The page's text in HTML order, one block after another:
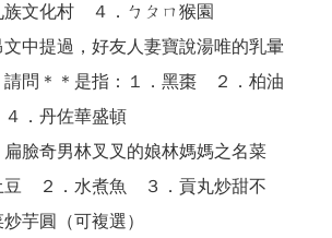
文化村 ４．ㄅㄆㄇ猴園
文中提過，好友人妻寶說湯唯的乳暈
請問＊＊是指：１．黑棗 ２．柏油
．丹佐華盛頓
扁臉奇男林叉叉的娘林媽媽之名菜
豆 ２．水煮魚 ３．貢丸炒甜不
芋圓（可複選）